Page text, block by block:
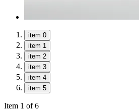
item 0
item 1
item 2
item 3
item 4
item 5
Item 1 of 6